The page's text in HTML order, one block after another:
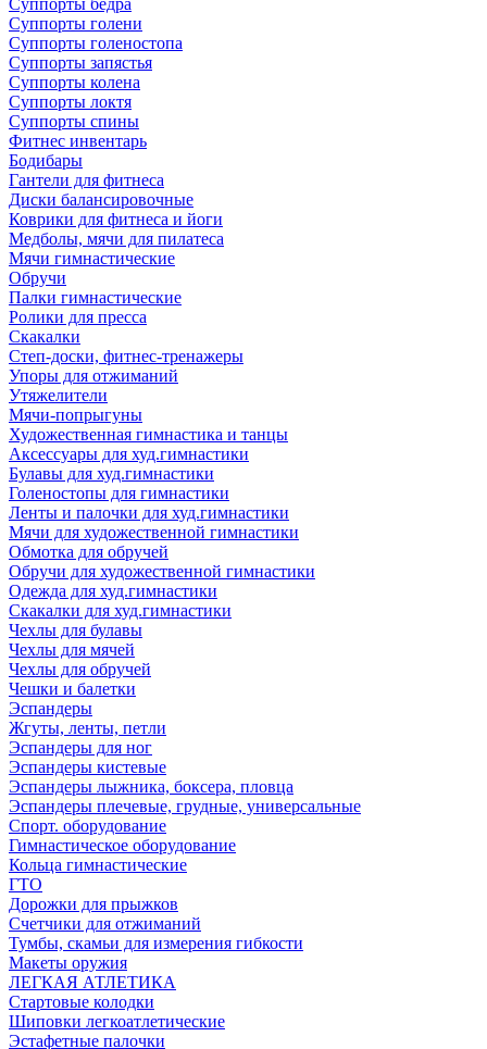
Суппорты бедра
Суппорты голени
Суппорты голеностопа
Суппорты запястья
Суппорты колена
Суппорты локтя
Суппорты спины
Фитнес инвентарь
Бодибары
Гантели для фитнеса
Диски балансировочные
Коврики для фитнеса и йоги
Медболы, мячи для пилатеса
Мячи гимнастические
Обручи
Палки гимнастические
Ролики для пресса
Скакалки
Степ-доски, фитнес-тренажеры
Упоры для отжиманий
Утяжелители
Мячи-попрыгуны
Художественная гимнастика и танцы
Аксессуары для худ.гимнастики
Булавы для худ.гимнастики
Голеностопы для гимнастики
Ленты и палочки для худ.гимнастики
Мячи для художественной гимнастики
Обмотка для обручей
Обручи для художественной гимнастики
Одежда для худ.гимнастики
Скакалки для худ.гимнастики
Чехлы для булавы
Чехлы для мячей
Чехлы для обручей
Чешки и балетки
Эспандеры
Жгуты, ленты, петли
Эспандеры для ног
Эспандеры кистевые
Эспандеры лыжника, боксера, пловца
Эспандеры плечевые, грудные, универсальные
Спорт. оборудование
Гимнастическое оборудование
Кольца гимнастические
ГТО
Дорожки для прыжков
Счетчики для отжиманий
Тумбы, скамьи для измерения гибкости
Макеты оружия
ЛЕГКАЯ АТЛЕТИКА
Стартовые колодки
Шиповки легкоатлетические
Эстафетные палочки